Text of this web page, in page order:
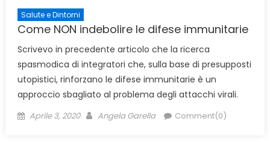
Salute e Dintorni
Come NON indebolire le difese immunitarie
Scrivevo in precedente articolo che la ricerca
spasmodica di integratori che, sulla base di presupposti
utopistici, rinforzano le difese immunitarie è un
approccio sbagliato al problema degli attacchi virali.
Posted
Aprile 3, 2020 Author
Angela Garella Comment(0)